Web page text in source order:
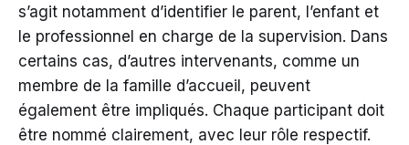
s’agit notamment d’identifier le parent, l’enfant et
le professionnel en charge de la supervision. Dans
certains cas, d’autres intervenants, comme un
membre de la famille d’accueil, peuvent
également être impliqués. Chaque participant doit
être nommé clairement, avec leur rôle respectif.